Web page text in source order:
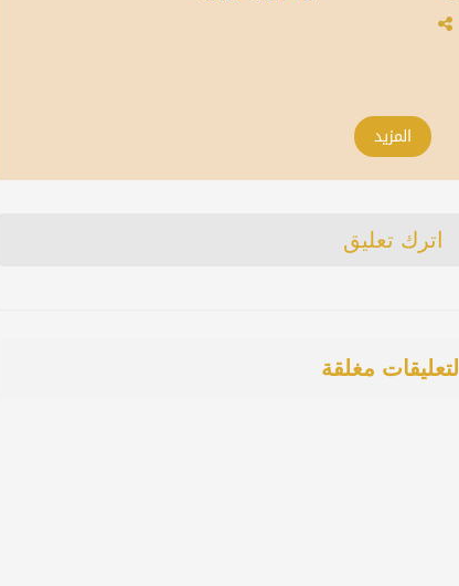
المزيد
اترك تعليق
التعليقات مغلقة